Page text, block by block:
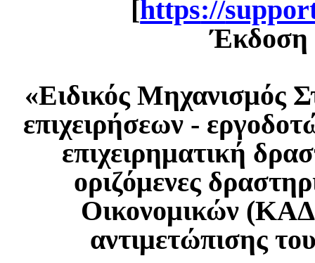
[https://
Έκδοση
«Ειδικός Μηχανισμός
επιχειρήσεων -
επιχειρηματική
οριζόμενες
Οικονομικών
αντιμετώπισης